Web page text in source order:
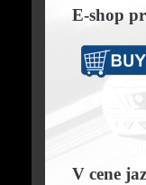
E-shop
V cene